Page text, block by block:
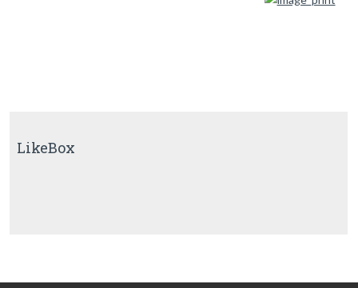
LikeBox